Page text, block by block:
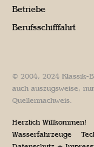
Betriebe
Berufsschifffahrt
© 2004, 2024 Klassik-
auch auszugsweise,
Quellennachweis.
Herzlich Willkommen!
Wasserfahrzeuge